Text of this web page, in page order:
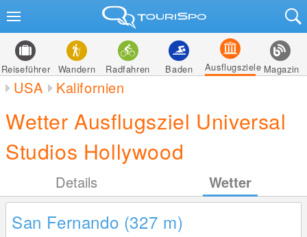
Reiseführer Wandern Radfahren Baden Ausflugsziele Magazin
USA Kalifornien
Wetter Ausflugsziel Universal
Studios Hollywood
Details Wetter
San Fernando (327 m)